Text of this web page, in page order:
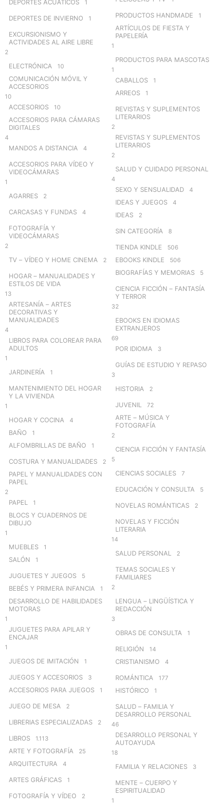
DEPORTES ACUÁTICOS 1
DEPORTES DE INVIERNO 1
EXCURSIONISMO Y
ACTIVIDADES AL AIRE LIBRE
2
ELECTRÓNICA 10
COMUNICACIÓN MÓVIL Y
ACCESORIOS
10
ACCESORIOS 10
ACCESORIOS PARA CÁMARAS
DIGITALES
4
MANDOS A DISTANCIA 4
ACCESORIOS PARA VÍDEO Y
VIDEOCÁMARAS
1
AGARRES 2
CARCASAS Y FUNDAS 4
FOTOGRAFÍA Y
VIDEOCÁMARAS
2
TV – VÍDEO Y HOME CINEMA 2
HOGAR – MANUALIDADES Y
ESTILOS DE VIDA
13
ARTESANÍA – ARTES
DECORATIVAS Y
MANUALIDADES
4
LIBROS PARA COLOREAR PARA
ADULTOS
1
JARDINERÍA 1
MANTENIMIENTO DEL HOGAR
Y LA VIVIENDA
1
HOGAR Y COCINA 4
BAÑO 1
ALFOMBRILLAS DE BAÑO 1
COSTURA Y MANUALIDADES 2
PAPEL Y MANUALIDADES CON
PAPEL
2
PAPEL 1
BLOCS Y CUADERNOS DE
DIBUJO
1
MUEBLES 1
SALÓN 1
JUGUETES Y JUEGOS 5
BEBÉS Y PRIMERA INFANCIA 1
DESARROLLO DE HABILIDADES
MOTORAS
1
JUGUETES PARA APILAR Y
ENCAJAR
1
JUEGOS DE IMITACIÓN 1
JUEGOS Y ACCESORIOS 3
ACCESORIOS PARA JUEGOS 1
JUEGO DE MESA 2
LIBRERIAS ESPECIALIZADAS 2
LIBROS 1.113
ARTE Y FOTOGRAFÍA 25
ARQUITECTURA 4
ARTES GRÁFICAS 1
FOTOGRAFÍA Y VÍDEO 2
PRODUCTOS HANDMADE 1
ARTÍCULOS DE FIESTA Y
PAPELERÍA
1
PRODUCTOS PARA MASCOTAS
1
CABALLOS 1
ARREOS 1
REVISTAS Y SUPLEMENTOS
LITERARIOS
2
REVISTAS Y SUPLEMENTOS
LITERARIOS
2
SALUD Y CUIDADO PERSONAL
4
SEXO Y SENSUALIDAD 4
IDEAS Y JUEGOS 4
IDEAS 2
SIN CATEGORÍA 8
TIENDA KINDLE 506
EBOOKS KINDLE 506
BIOGRAFÍAS Y MEMORIAS 5
CIENCIA FICCIÓN – FANTASÍA
Y TERROR
32
EBOOKS EN IDIOMAS
EXTRANJEROS
69
POR IDIOMA 3
GUÍAS DE ESTUDIO Y REPASO
3
HISTORIA 2
JUVENIL 72
ARTE – MÚSICA Y
FOTOGRAFÍA
2
CIENCIA FICCIÓN Y FANTASÍA
5
CIENCIAS SOCIALES 7
EDUCACIÓN Y CONSULTA 5
NOVELAS ROMÁNTICAS 2
NOVELAS Y FICCIÓN
LITERARIA
14
SALUD PERSONAL 2
TEMAS SOCIALES Y
FAMILIARES
2
LENGUA – LINGÜÍSTICA Y
REDACCIÓN
3
OBRAS DE CONSULTA 1
RELIGIÓN 14
CRISTIANISMO 4
ROMÁNTICA 177
HISTÓRICO 1
SALUD – FAMILIA Y
DESARROLLO PERSONAL
46
DESARROLLO PERSONAL Y
AUTOAYUDA
18
FAMILIA Y RELACIONES 3
MENTE – CUERPO Y
ESPIRITUALIDAD
1